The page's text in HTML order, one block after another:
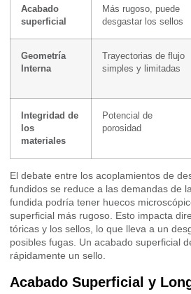
Acabado
superficial
Más rugoso, puede
desgastar los sellos
Geometría
Interna
Trayectorias de flujo
simples y limitadas
Integridad de
los
materiales
Potencial de
porosidad
El debate entre los acoplamientos de
fundidos se reduce a las demandas de
fundida podría tener huecos
superficial más rugoso. Esto impacta
tóricas y los sellos, lo que lleva a un
posibles fugas. Un acabado superficial
rápidamente un sello.
Acabado Superficial y